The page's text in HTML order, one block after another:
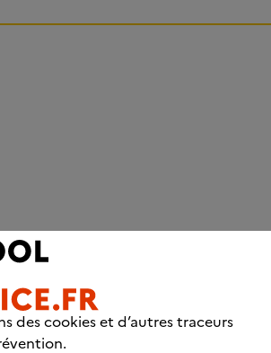
Trouver un
des cookies et d’autres traceurs